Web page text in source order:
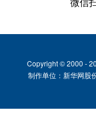
Copyright © 2000 -
制作单位：新华网